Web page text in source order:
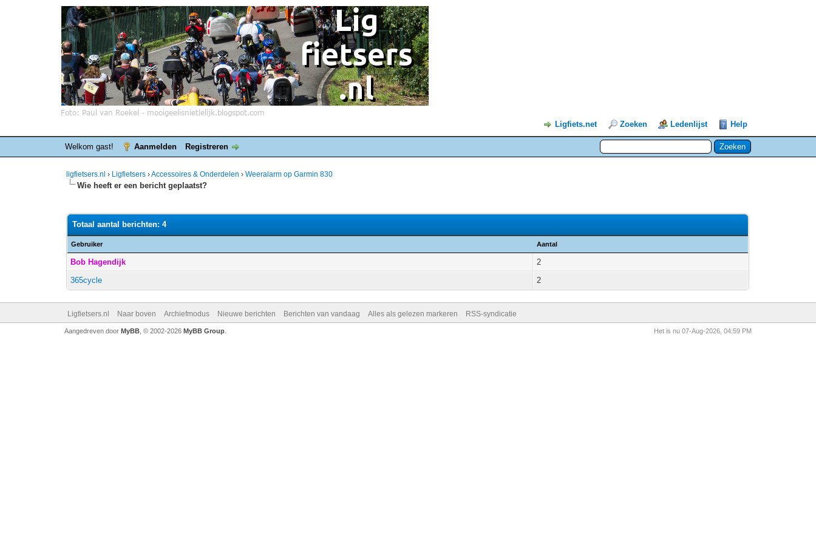
Ligfiets.net Zoeken Ledenlijst Help
Welkom gast! Aanmelden Registreren
ligfietsers.nl › Ligfietsers ›Accessoires & Onderdelen›Weeralarm op Garmin 830
Wie heeft er een bericht geplaatst?
Totaal aantal berichten: 4
Gebruiker Aantal
Bob Hagendijk
2
365cycle
2
Ligfietsers.nl Naar boven Archiefmodus Nieuwe berichten Berichten van vandaag Alles als gelezen markeren RSS-syndicatie
Het is nu 07-Aug-2026, 04:59 PM
Aangedreven door MyBB, © 2002-2026 MyBB Group.